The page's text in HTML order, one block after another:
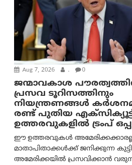
Aug 7, 2026 . 0
ജന്മാവകാശ
പ്രസവ ടൂറിസത്തിനും
നിയന്ത്രണങ്ങൾ
രണ്ട് പുതിയ
ഉത്തരവുകളിൽ ട്രംപ്
ഈ ഉത്തരവുകൾ
മാതാപിതാക്കൾക്ക് ജനിക്കുന്ന
അമേരിക്കയിൽ പ്രസവിക്കാൻ